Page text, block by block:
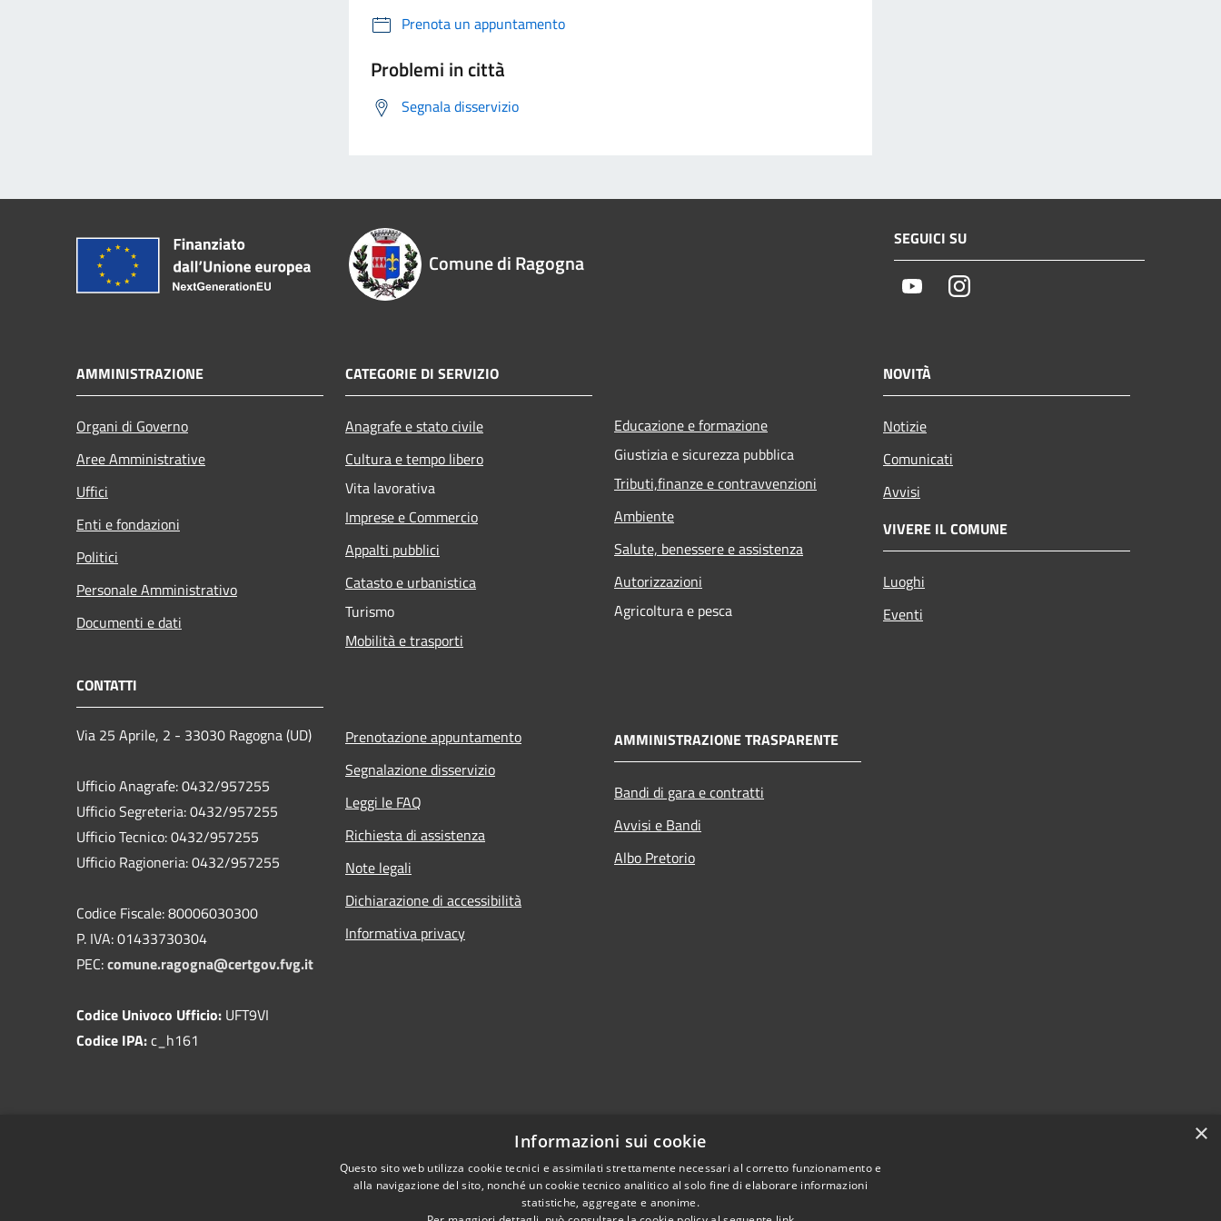
Prenota un appuntamento
Problemi in città
Segnala disservizio
Comune di Ragogna
SEGUICI SU
YoutubeInstagram
AMMINISTRAZIONE
Organi di Governo
Aree Amministrative
Uffici
Enti e fondazioni
Politici
Personale Amministrativo
Documenti e dati
CATEGORIE DI SERVIZIO
Anagrafe e stato civile
Cultura e tempo libero
Vita lavorativa
Imprese e Commercio
Appalti pubblici
Catasto e urbanistica
Turismo
Mobilità e trasporti
Educazione e formazione
Giustizia e sicurezza pubblica
Tributi,finanze e contravvenzioni
Ambiente
Salute, benessere e assistenza
Autorizzazioni
Agricoltura e pesca
NOVITÀ
Notizie
Comunicati
Avvisi
VIVERE IL COMUNE
Luoghi
Eventi
CONTATTI
Via 25 Aprile, 2 - 33030 Ragogna (UD)
Ufficio Anagrafe: 0432/957255
Ufficio Segreteria: 0432/957255
Ufficio Tecnico: 0432/957255
Ufficio Ragioneria: 0432/957255
Codice Fiscale: 80006030300
P. IVA: 01433730304
PEC:comune.ragogna@certgov.fvg.it
Codice Univoco Ufficio: UFT9VI
Codice IPA:c_h161
Prenotazione appuntamento
Segnalazione disservizio
Leggi le FAQ
Richiesta di assistenza
Note legali
Dichiarazione di accessibilità
Informativa privacy
AMMINISTRAZIONE TRASPARENTE
Bandi di gara e contratti
Avvisi e Bandi
Albo Pretorio
×
Informazioni sui cookie
Questo sito web utilizza cookie tecnici e assimilati strettamente necessari al corretto funzionamento e
alla navigazione del sito, nonché un cookie tecnico analitico al solo fine di elaborare informazioni
statistiche, aggregate e anonime.